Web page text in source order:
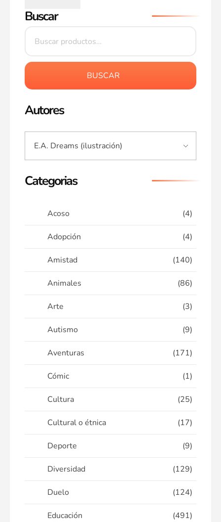
Buscar
BUSCAR
Autores
Categorias
Acoso (4)
Adopción (4)
Amistad (140)
Animales (86)
Arte (3)
Autismo (9)
Aventuras (171)
Cómic (1)
Cultura (25)
Cultural o étnica (17)
Deporte (9)
Diversidad (129)
Duelo (124)
Educación (491)